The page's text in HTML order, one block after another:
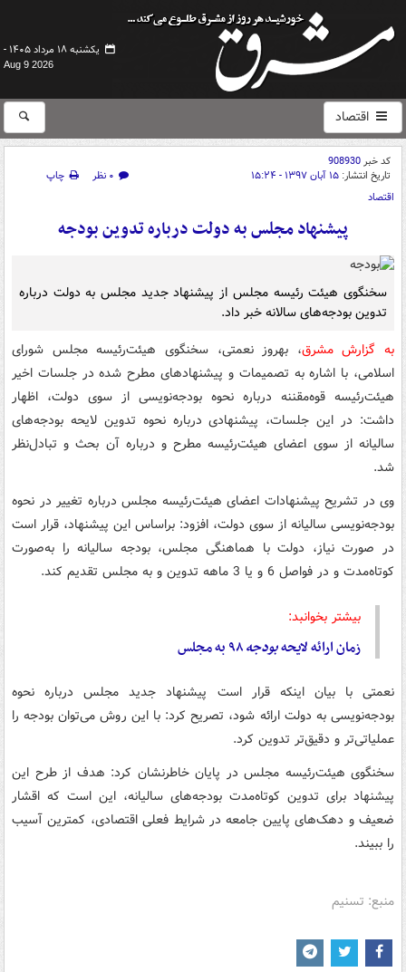
یکشنبه ۱۸ مرداد ۱۴۰۵ -
Aug 9 2026
اقتصاد
کد خبر908930
تاریخ انتشار: ۱۵ آبان ۱۳۹۷ - ۱۵:۲۴ ۰ نظر
چاپ
اقتصاد
پیشنهاد مجلس به دولت درباره تدوین بودجه‌
سخنگوی هیئت رئیسه مجلس از پیشنهاد جدید مجلس به دولت درباره
تدوین بودجه‌های سالانه خبر داد.
به گزارش مشرق، بهروز نعمتی، سخنگوی هیئت‌رئیسه مجلس شورای
اسلامی، با اشاره به تصمیمات و پیشنهادهای مطرح شده در جلسات اخیر
هیئت‌رئیسه قوه‌مقننه درباره نحوه بودجه‌نویسی از سوی دولت، اظهار
داشت: در این جلسات، پیشنهادی درباره نحوه تدوین لایحه بودجه‌های
سالیانه از سوی اعضای هیئت‌رئیسه مطرح و درباره آن بحث و تبادل‌نظر
شد.
وی در تشریح پیشنهادات اعضای هیئت‌رئیسه مجلس درباره تغییر در نحوه
بودجه‌نویسی سالیانه از سوی دولت، افزود: براساس این پیشنهاد، قرار است
در صورت نیاز، دولت با هماهنگی مجلس، بودجه سالیانه را به‌صورت
کوتاه‌مدت و در فواصل 6 و یا 3 ماهه تدوین و به مجلس تقدیم کند.
بیشتر بخوانبد:
زمان ارائه لایحهبودجه
نعمتی با بیان اینکه قرار است پیشنهاد جدید مجلس درباره نحوه
بودجه‌نویسی به دولت ارائه شود، تصریح کرد: با این روش می‌توان بودجه را
عملیاتی‌تر و دقیق‌تر تدوین کرد.
سخنگوی هیئت‌رئیسه مجلس در پایان خاطرنشان کرد: هدف از طرح این
پیشنهاد برای تدوین کوتاه‌مدت بودجه‌های سالیانه، این است که اقشار
ضعیف و دهک‌های پایین جامعه در شرایط فعلی اقتصادی، کمترین آسیب
را ببیند.
منبع: تسنیم